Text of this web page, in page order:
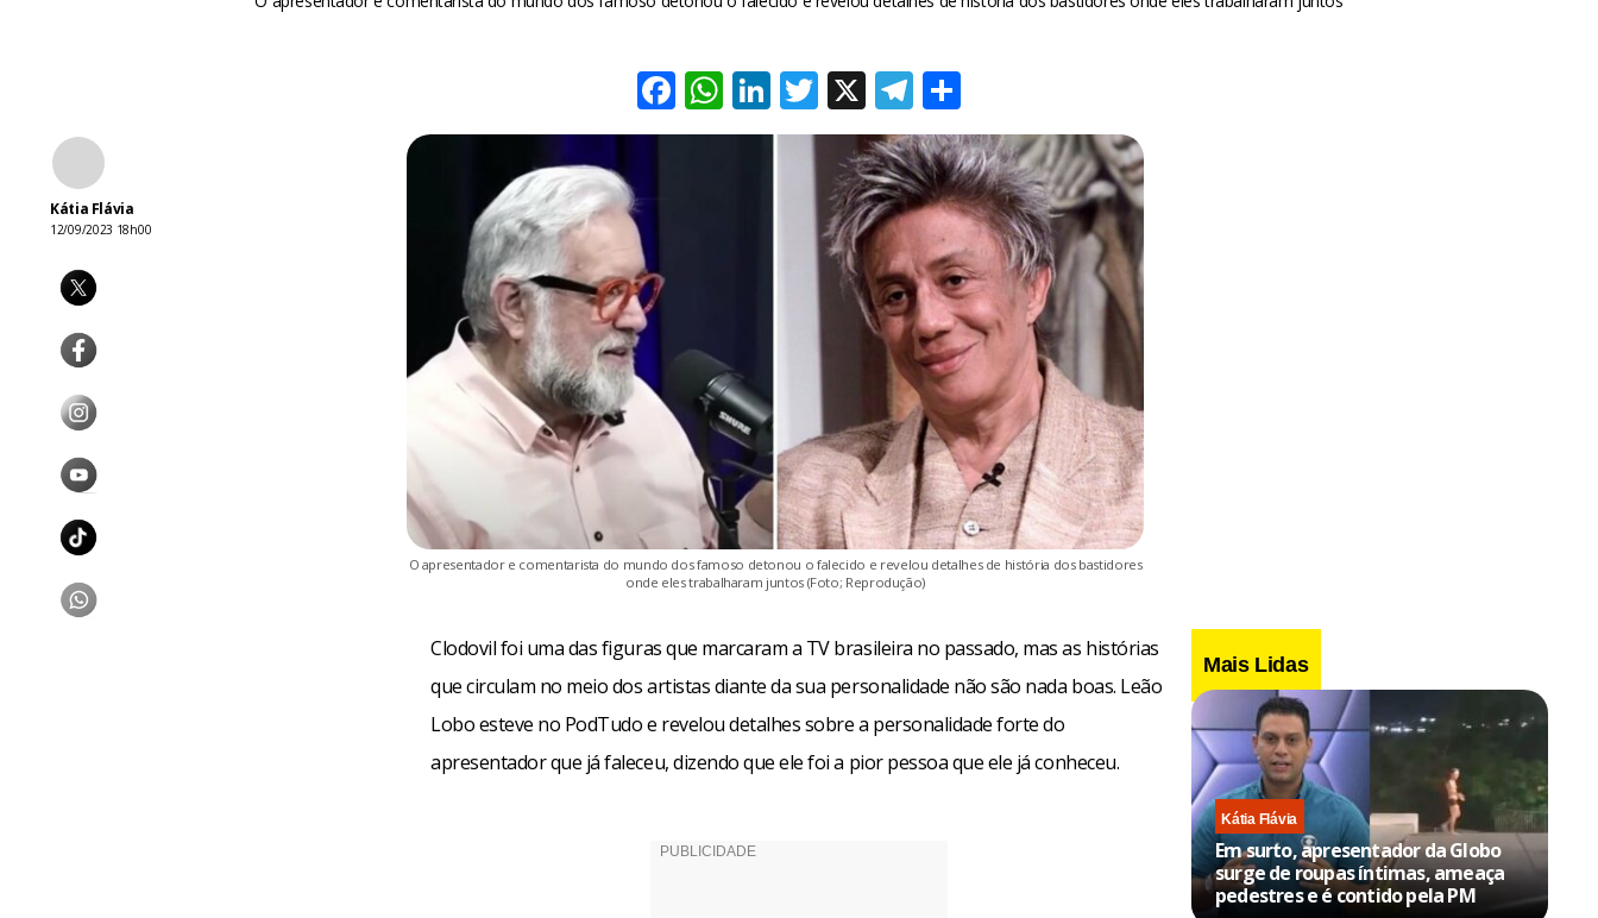
Facebook
WhatsApp
LinkedIn
Twitter
X Telegram
Kátia Flávia
12/09/2023 18h00
O apresentador e comentarista do mundo dos famoso detonou o falecido e revelou detalhes de história dos bastidores
onde eles trabalharam juntos (Foto; Reprodução)
Clodovil foi uma das figuras que marcaram a TV brasileira no passado, mas as histórias
que circulam no meio dos artistas diante da sua personalidade não são nada boas. Leão
Lobo esteve no PodTudo e revelou detalhes sobre a personalidade forte do
apresentador que já faleceu, dizendo que ele foi a pior pessoa que ele já conheceu.
Mais Lidas
Kátia Flávia
Em surto, apresentador da Globo
surge de roupas íntimas, ameaça
pedestres e é contido pela PM